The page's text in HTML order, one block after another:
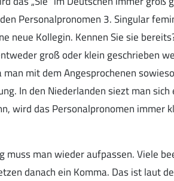
Personalpronomen 3. Singular
neue Kollegin. Kennen Sie sie
groß oder klein geschrieben
man mit dem Angesprochenen
In den Niederlanden siezt man
wird das Personalpronomen immer
muss man wieder aufpassen. Viele
danach ein Komma. Das ist laut